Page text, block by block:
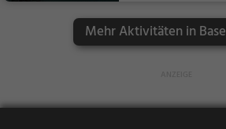
Mehr Aktivitäten in